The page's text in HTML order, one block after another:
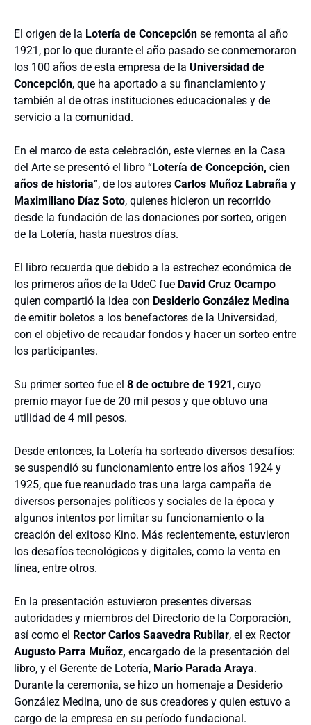
El origen de la Lotería de Concepción se remonta al año
1921, por lo que durante el año pasado se conmemoraron
los 100 años de esta empresa de la Universidad de
Concepción, que ha aportado a su financiamiento y
también al de otras instituciones educacionales y de
servicio a la comunidad.
En el marco de esta celebración, este viernes en la Casa
del Arte se presentó el libro “Lotería de Concepción, cien
años de historia”, de los autores Carlos Muñoz Labraña y
Maximiliano Díaz Soto, quienes hicieron un recorrido
desde la fundación de las donaciones por sorteo, origen
de la Lotería, hasta nuestros días.
El libro recuerda que debido a la estrechez económica de
los primeros años de la UdeC fue David Cruz Ocampo
quien compartió la idea con Desiderio González Medina
de emitir boletos a los benefactores de la Universidad,
con el objetivo de recaudar fondos y hacer un sorteo entre
los participantes.
Su primer sorteo fue el 8 de octubre de 1921, cuyo
premio mayor fue de 20 mil pesos y que obtuvo una
utilidad de 4 mil pesos.
Desde entonces, la Lotería ha sorteado diversos desafíos:
se suspendió su funcionamiento entre los años 1924 y
1925, que fue reanudado tras una larga campaña de
diversos personajes políticos y sociales de la época y
algunos intentos por limitar su funcionamiento o la
creación del exitoso Kino. Más recientemente, estuvieron
los desafíos tecnológicos y digitales, como la venta en
línea, entre otros.
En la presentación estuvieron presentes diversas
autoridades y miembros del Directorio de la Corporación,
así como el Rector Carlos Saavedra Rubilar, el ex Rector
Augusto Parra Muñoz, encargado de la presentación del
libro, y el Gerente de Lotería, Mario Parada Araya.
Durante la ceremonia, se hizo un homenaje a Desiderio
González Medina, uno de sus creadores y quien estuvo a
cargo de la empresa en su período fundacional.